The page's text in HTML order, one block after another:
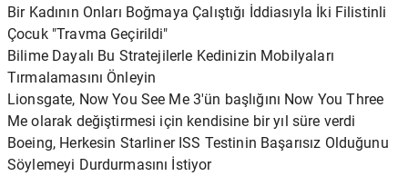
Bir Kadının Onları Boğmaya Çalıştığı İddiasıyla İki Filistinli
Çocuk "Travma Geçirildi"
Bilime Dayalı Bu Stratejilerle Kedinizin Mobilyaları
Tırmalamasını Önleyin
Lionsgate, Now You See Me 3'ün başlığını Now You Three
Me olarak değiştirmesi için kendisine bir yıl süre verdi
Boeing, Herkesin Starliner ISS Testinin Başarısız Olduğunu
Söylemeyi Durdurmasını İstiyor